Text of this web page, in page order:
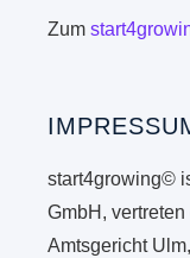
Zum
start4growing©
GmbH,
Amtsgericht